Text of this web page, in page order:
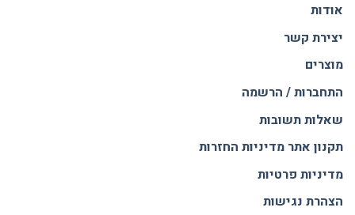
אודות
יצירת קשר
מוצרים
התחברות / הרשמה
שאלות תשובות
תקנון אתרמדיניות החזרות
מדיניות פרטיות
הצהרת נגישות